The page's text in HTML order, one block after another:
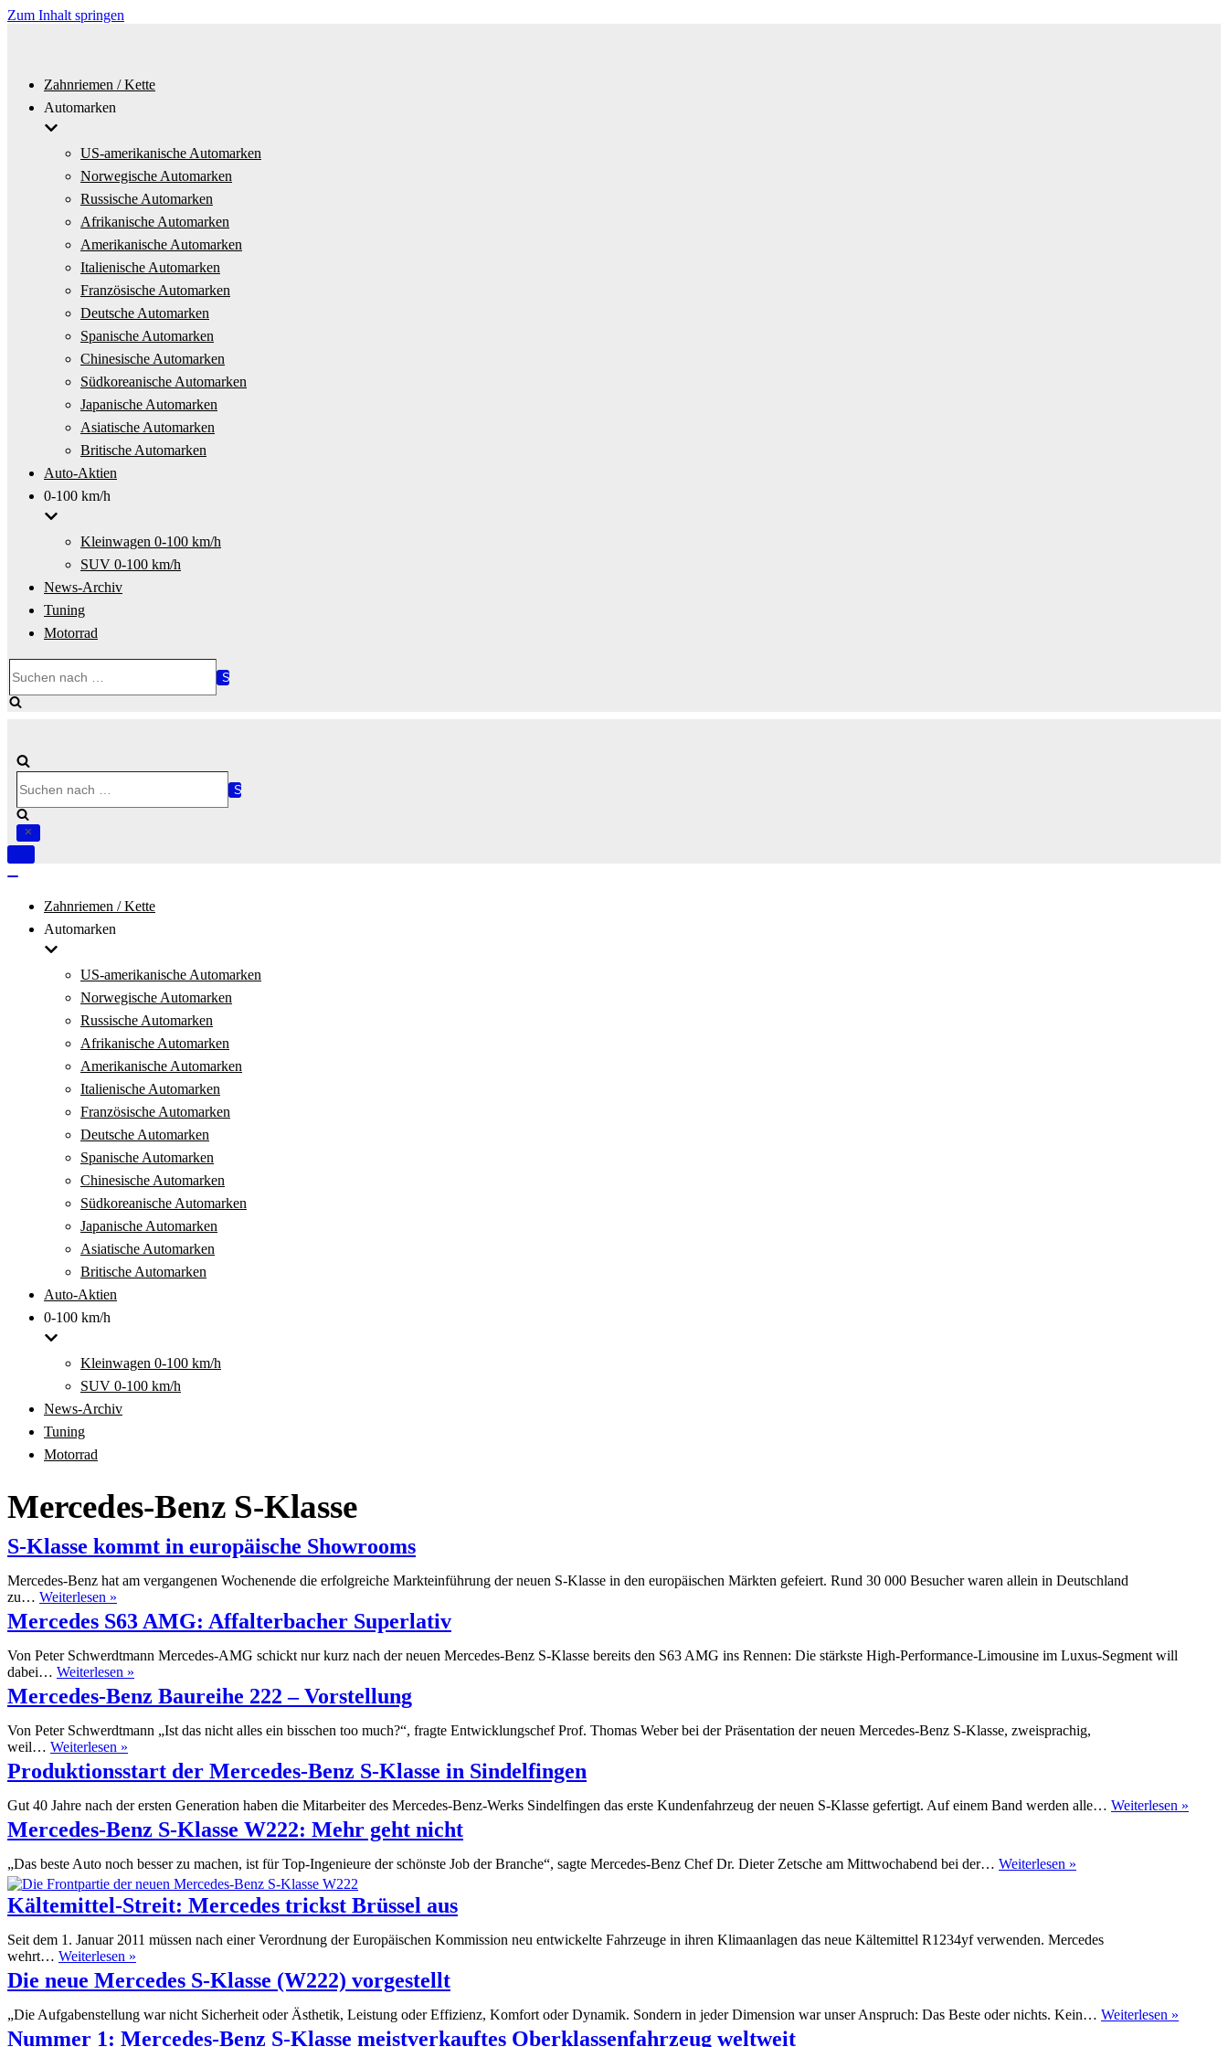
Zum Inhalt springen
Zahnriemen / Kette
Automarken
US-amerikanische Automarken
Norwegische Automarken
Russische Automarken
Afrikanische Automarken
Amerikanische Automarken
Italienische Automarken
Französische Automarken
Deutsche Automarken
Spanische Automarken
Chinesische Automarken
Südkoreanische Automarken
Japanische Automarken
Asiatische Automarken
Britische Automarken
Auto-Aktien
0-100 km/h
Kleinwagen 0-100 km/h
SUV 0-100 km/h
News-Archiv
Tuning
Motorrad
nach …
nach …
Navigation
Zahnriemen / Kette
Automarken
US-amerikanische Automarken
Norwegische Automarken
Russische Automarken
Afrikanische Automarken
Amerikanische Automarken
Italienische Automarken
Französische Automarken
Deutsche Automarken
Spanische Automarken
Chinesische Automarken
Südkoreanische Automarken
Japanische Automarken
Asiatische Automarken
Britische Automarken
Auto-Aktien
0-100 km/h
Kleinwagen 0-100 km/h
SUV 0-100 km/h
News-Archiv
Tuning
Motorrad
Mercedes-Benz S-Klasse
S-Klasse kommt in europäische Showrooms
Mercedes-Benz hat am vergangenen Wochenende die erfolgreiche Markteinführung der neuen S-Klasse in den europäischen Märkten gefeiert. Rund 30 000 Besucher waren allein in Deutschland
zu… Weiterlesen »
Klasse
kommt
europäische
Showrooms
Mercedes S63 AMG: Affalterbacher Superlativ
Von Peter Schwerdtmann Mercedes-AMG schickt nur kurz nach der neuen Mercedes-Benz S-Klasse bereits den S63 AMG ins Rennen: Die stärkste High-Performance-Limousine im Luxus-Segment will
dabei… Weiterlesen »
AMG:
Superlativ
Mercedes-Benz Baureihe 222 – Vorstellung
Von Peter Schwerdtmann „Ist das nicht alles ein bisschen too much?“, fragte Entwicklungschef Prof. Thomas Weber bei der Präsentation der neuen Mercedes-Benz S-Klasse, zweisprachig,
weil… Weiterlesen »
Benz
Baureihe
–
Vorstellung
Produktionsstart der Mercedes-Benz S-Klasse in Sindelfingen
Gut 40 Jahre nach der ersten Generation haben die Mitarbeiter des Mercedes-Benz-Werks Sindelfingen das erste Kundenfahrzeug der neuen S-Klasse gefertigt. Auf einem Band werden alle… Weiterlesen »
Mercedes-Benz S-Klasse W222: Mehr geht nicht
„Das beste Auto noch besser zu machen, ist für Top-Ingenieure der schönste Job der Branche“, sagte Mercedes-Benz Chef Dr. Dieter Zetsche am Mittwochabend bei der… Weiterlesen »
Mehr
Kältemittel-Streit: Mercedes trickst Brüssel aus
Seit dem 1. Januar 2011 müssen nach einer Verordnung der Europäischen Kommission neu entwickelte Fahrzeuge in ihren Klimaanlagen das neue Kältemittel R1234yf verwenden. Mercedes
wehrt… Weiterlesen »
Streit:
Mercedes
Brüssel
aus
Die neue Mercedes S-Klasse (W222) vorgestellt
„Die Aufgabenstellung war nicht Sicherheit oder Ästhetik, Leistung oder Effizienz, Komfort oder Dynamik. Sondern in jeder Dimension war unser Anspruch: Das Beste oder nichts. Kein… Weiterlesen »
Nummer 1: Mercedes-Benz S-Klasse meistverkauftes Oberklassenfahrzeug weltweit